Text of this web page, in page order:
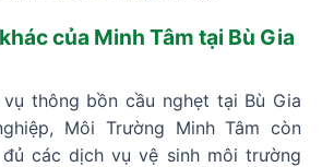
của Minh Tâm tại Bù Gia
vụ thông bồn cầu nghẹt tại Bù Gia
Môi Trường Minh Tâm còn
các dịch vụ vệ sinh môi trường